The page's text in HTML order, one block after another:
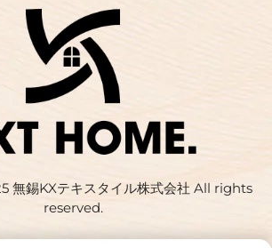
錫KXテキスタイル株式会社 All rights
reserved.